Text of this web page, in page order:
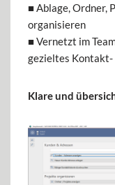
■ Ablage, Ordner,
organisieren
■ Vernetzt im
gezieltes Kontakt-
Klare und